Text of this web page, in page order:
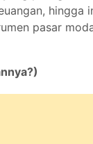
hingga
pasar